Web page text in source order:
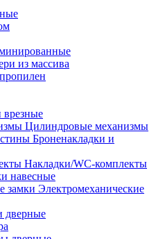
из массива
врезные
Цилиндровые механизмы
Броненакладки и
Накладки/WC-комплекты
навесные
Электромеханические
дверные